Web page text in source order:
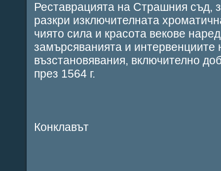
Реставрацията на Страшния съд,
разкри изключителната
чиято сила и красота векове
замърсяванията и
възстановявания, включително
през 1564 г.
Конклавът